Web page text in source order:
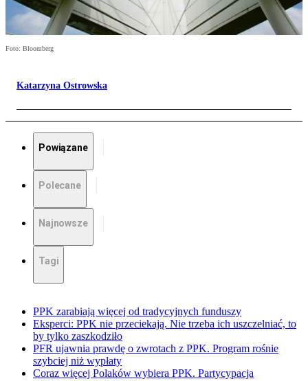
Foto: Bloomberg
Katarzyna Ostrowska
Powiązane
Polecane
Najnowsze
Tagi
PPK zarabiają więcej od tradycyjnych funduszy
Eksperci: PPK nie przeciekają. Nie trzeba ich uszczelniać, to
by tylko zaszkodziło
PFR ujawnia prawdę o zwrotach z PPK. Program rośnie
szybciej niż wypłaty
Coraz więcej Polaków wybiera PPK. Partycypacja